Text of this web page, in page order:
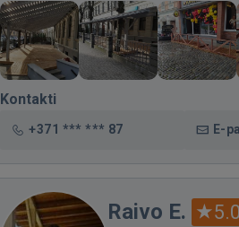
Kontakti
+371 *** *** 87 E-
Raivo E. 5.0